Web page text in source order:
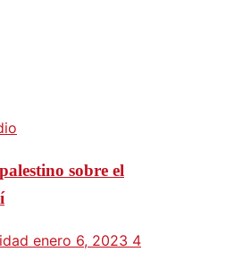
sobre el
enero 6, 2023 4